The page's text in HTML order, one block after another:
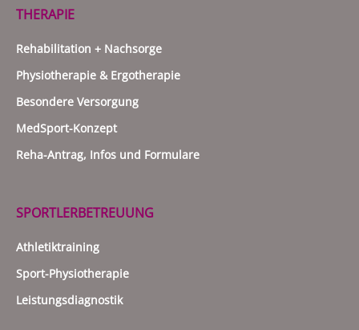
THERAPIE
Rehabilitation + Nachsorge
Physiotherapie & Ergotherapie
Besondere Versorgung
MedSport-Konzept
Reha-Antrag, Infos und Formulare
SPORTLERBETREUUNG
Athletiktraining
Sport-Physiotherapie
Leistungsdiagnostik